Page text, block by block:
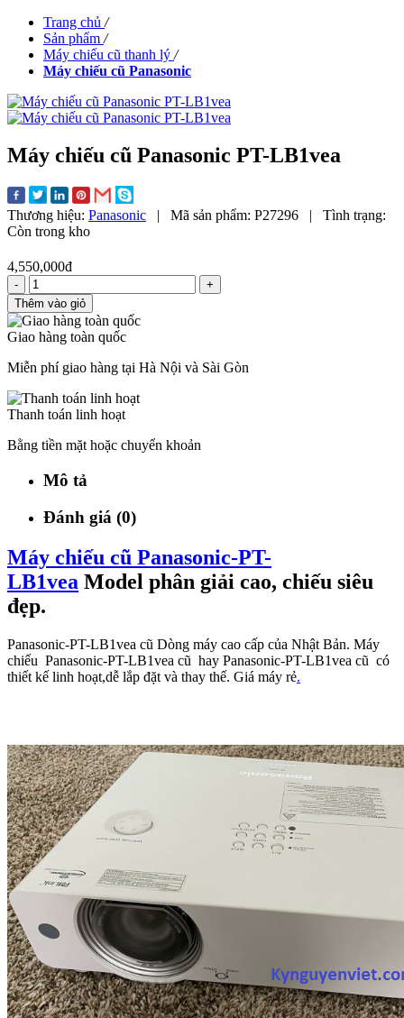
Trang chủ /
Sản phẩm /
Máy chiếu cũ thanh lý /
Máy chiếu cũ Panasonic
Máy chiếu cũ Panasonic PT-LB1vea
Thương hiệu: Panasonic | Mã sản phẩm: P27296 |
Tình trạng:
Còn trong kho
4,550,000đ
-
+
Thêm vào giỏ
Giao hàng toàn quốc
Miễn phí giao hàng tại Hà Nội và Sài Gòn
Thanh toán linh hoạt
Bằng tiền mặt hoặc chuyển khoản
Mô tả
Đánh giá (0)
Máy chiếu cũ Panasonic-PT-
LB1vea Model phân giải cao, chiếu siêu
đẹp.
Panasonic-PT-LB1vea cũ Dòng máy cao cấp của Nhật Bản. Máy
chiếu Panasonic-PT-LB1vea cũ hay Panasonic-PT-LB1vea cũ có
thiết kế linh hoạt,dễ lắp đặt và thay thế. Giá máy rẻ.